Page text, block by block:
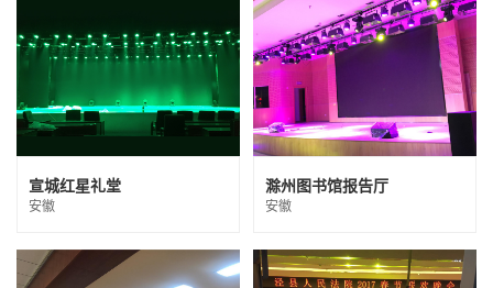
宣城红星礼堂
安徽
滁州图书馆报告厅
安徽